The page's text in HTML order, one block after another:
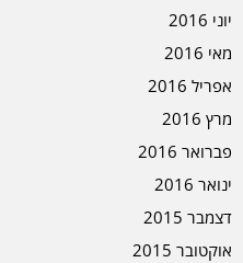
יוני 2016
מאי 2016
אפריל 2016
מרץ 2016
פברואר 2016
ינואר 2016
דצמבר 2015
אוקטובר 2015